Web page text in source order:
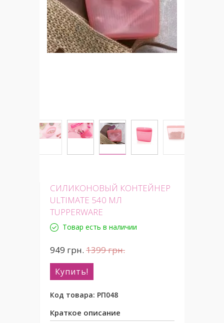
СИЛИКОНОВЫЙ КОНТЕЙНЕР
ULTIMATE 540 МЛ
TUPPERWARE
Товар есть в наличии
949 грн. 1399грн.
Купить!
Код товара: РП048
Краткое описание